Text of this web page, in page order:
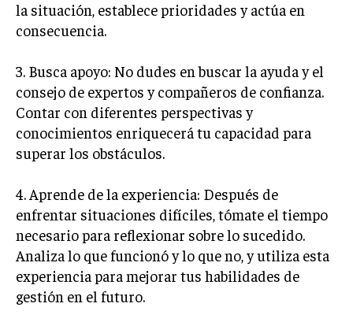
ÉTICA EMPRESARIAL Y RESPONSABILIDAD
SOCIAL
Acerca de Últimas entradas
Soy Raúl Torres, especializado en el mundo de los
proyectos y las innovaciones. Mi pluma busca
siempre la precisión y el detalle. Soy un
apasionado del cine clásico y en cada proyecto
busco una narrativa que cautiva, al igual que en una gran
película.
Aparece en periódicos digitales y domina los buscadores,
la situación, establece prioridades y actúa en
consecuencia.
3. Busca apoyo: No dudes en buscar la ayuda y el
consejo de expertos y compañeros de confianza.
Contar con diferentes perspectivas y
conocimientos enriquecerá tu capacidad para
superar los obstáculos.
4. Aprende de la experiencia: Después de
enfrentar situaciones difíciles, tómate el tiempo
necesario para reflexionar sobre lo sucedido.
Analiza lo que funcionó y lo que no, y utiliza esta
experiencia para mejorar tus habilidades de
gestión en el futuro.